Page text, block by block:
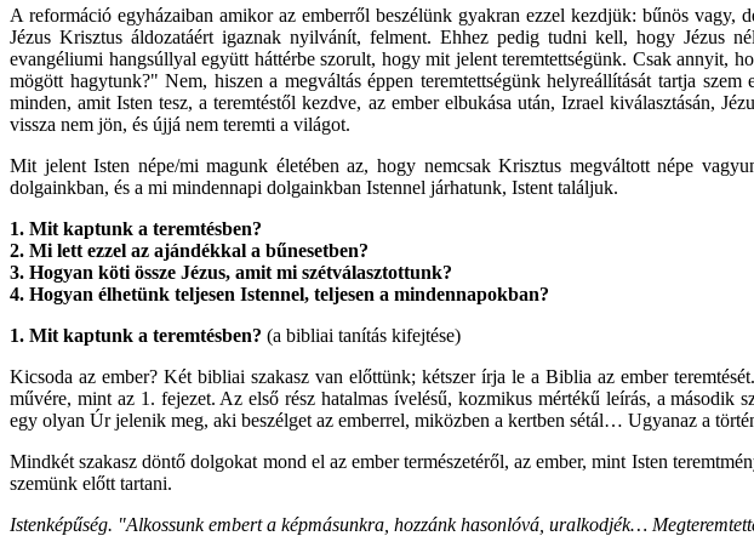
A reformáció egyházaiban amikor az emberről beszélünk gyakran ezzel kezdjük: bűnös
Jézus Krisztus áldozatáért igaznak nyilvánít, felment. Ehhez pedig tudni kell, hogy Jézus
evangéliumi hangsúllyal együtt háttérbe szorult, hogy mit jelent teremtettségünk. Csak annyit,
mögött hagytunk?" Nem, hiszen a megváltás éppen teremtettségünk helyreállítását tartja
minden, amit Isten tesz, a teremtéstől kezdve, az ember elbukása után, Izrael kiválasztásán,
vissza nem jön, és újjá nem teremti a világot.
Mit jelent Isten népe/mi magunk életében az, hogy nemcsak Krisztus megváltott népe
dolgainkban, és a mi mindennapi dolgainkban Istennel járhatunk, Istent találjuk.
1. Mit kaptunk a teremtésben?
2. Mi lett ezzel az ajándékkal a bűnesetben?
3. Hogyan köti össze Jézus, amit mi szétválasztottunk?
4. Hogyan élhetünk teljesen Istennel, teljesen a mindennapokban?
1. Mit kaptunk a teremtésben? (a bibliai tanítás kifejtése)
Kicsoda az ember? Két bibliai szakasz van előttünk; kétszer írja le a Biblia az ember
művére, mint az 1. fejezet. Az első rész hatalmas ívelésű, kozmikus mértékű leírás, a második
egy olyan Úr jelenik meg, aki beszélget az emberrel, miközben a kertben sétál… Ugyanaz a
Mindkét szakasz döntő dolgokat mond el az ember természetéről, az ember, mint Isten
szemünk előtt tartani.
Istenképűség. "Alkossunk embert a képmásunkra, hozzánk hasonlóvá, uralkodjék…